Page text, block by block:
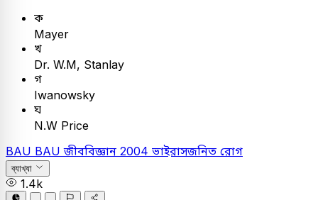
ক
Mayer
খ
Dr. W.M, Stanlay
গ
Iwanowsky
ঘ
N.W Price
BAU BAUজীববিজ্ঞান 2004 ভাইরাসজনিত রোগ
ব্যাখ্যা
1.4k